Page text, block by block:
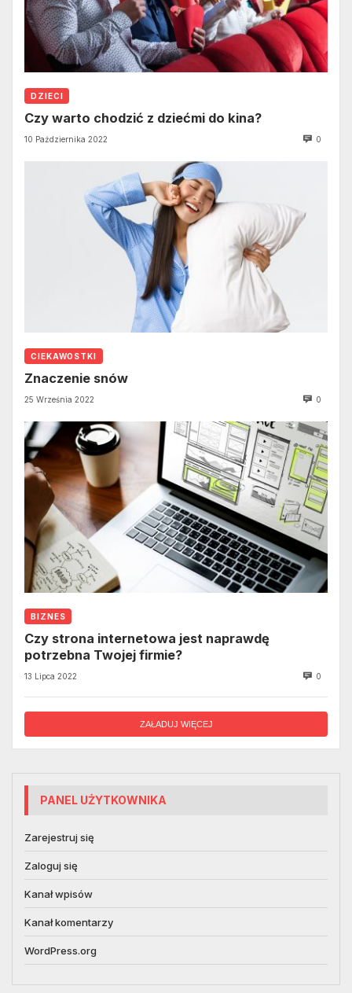
DZIECI
Czy warto chodzić z dziećmi do kina?
10 Października 2022 0
CIEKAWOSTKI
Znaczenie snów
25 Września 2022 0
BIZNES
Czy strona internetowa jest naprawdę
potrzebna Twojej firmie?
13 Lipca 2022 0
ZAŁADUJ WIĘCEJ
PANEL UŻYTKOWNIKA
Zarejestruj się
Zaloguj się
Kanał wpisów
Kanał komentarzy
WordPress.org